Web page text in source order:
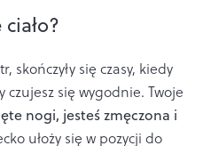
skończyły się czasy, kiedy
czujesz się wygodnie. Twoje
nogi, jesteś zmęczona i
ułoży się w pozycji do